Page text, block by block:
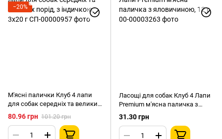
−20%
М'ясні палички Клуб 4 лапи
для собак середніх та великих
порід, з індичкою, 3х20 г
80.96 грн 101.20 грн
Ласощі для собак Клуб 4 Лапи
Premium м'ясна паличка з
яловичиною, 12 г
31.30 грн